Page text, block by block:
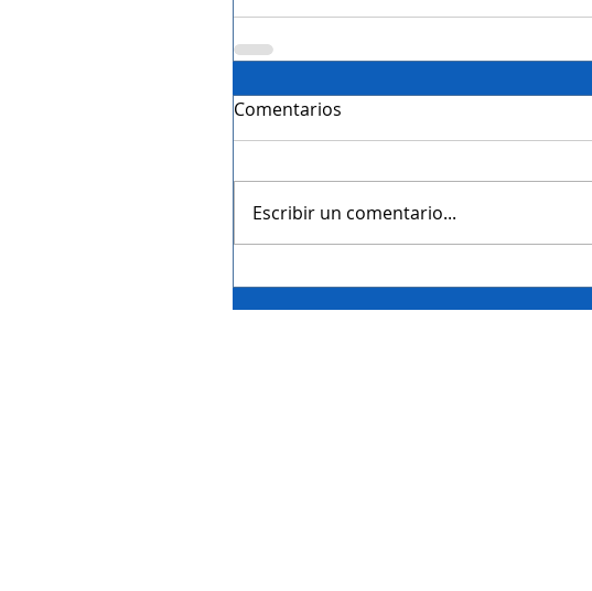
Comentarios
Escribir un comentario...